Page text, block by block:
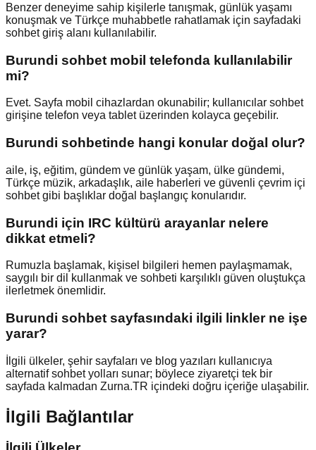
Benzer deneyime sahip kişilerle tanışmak, günlük yaşamı
konuşmak ve Türkçe muhabbetle rahatlamak için sayfadaki
sohbet giriş alanı kullanılabilir.
Burundi sohbet mobil telefonda kullanılabilir
mi?
Evet. Sayfa mobil cihazlardan okunabilir; kullanıcılar sohbet
girişine telefon veya tablet üzerinden kolayca geçebilir.
Burundi sohbetinde hangi konular doğal olur?
aile, iş, eğitim, gündem ve günlük yaşam, ülke gündemi,
Türkçe müzik, arkadaşlık, aile haberleri ve güvenli çevrim içi
sohbet gibi başlıklar doğal başlangıç konularıdır.
Burundi için IRC kültürü arayanlar nelere
dikkat etmeli?
Rumuzla başlamak, kişisel bilgileri hemen paylaşmamak,
saygılı bir dil kullanmak ve sohbeti karşılıklı güven oluştukça
ilerletmek önemlidir.
Burundi sohbet sayfasındaki ilgili linkler ne işe
yarar?
İlgili ülkeler, şehir sayfaları ve blog yazıları kullanıcıya
alternatif sohbet yolları sunar; böylece ziyaretçi tek bir
sayfada kalmadan Zurna.TR içindeki doğru içeriğe ulaşabilir.
İlgili Bağlantılar